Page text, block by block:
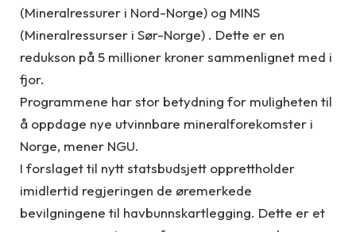
(Mineralressurer i Nord-Norge) og MINS
(Mineralressurser i Sør-Norge) . Dette er en
redukson på 5 millioner kroner sammenlignet med i
fjor.
Programmene har stor betydning for muligheten til
å oppdage nye utvinnbare mineralforekomster i
Norge, mener NGU.
I forslaget til nytt statsbudsjett opprettholder
imidlertid regjeringen de øremerkede
bevilgningene til havbunnskartlegging. Dette er et